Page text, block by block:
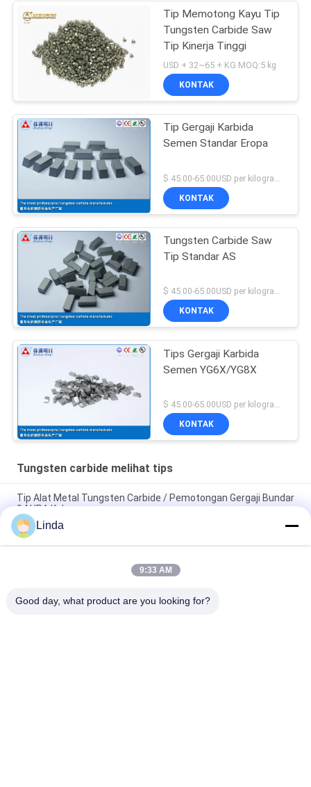
Tip Memotong Kayu Tip
Tungsten Carbide Saw
Tip Kinerja Tinggi
USD + 32~65 + KG MOQ:5 kg
KONTAK
Tip Gergaji Karbida
Semen Standar Eropa
KONTAK
Tungsten Carbide Saw
Tip Standar AS
$ 45.00-65.00USD per kilogram MOQ:10kg
KONTAK
Tips Gergaji Karbida
Semen YG6X/YG8X
$ 45.00-65.00USD per kilogram MOQ:10kg
KONTAK
Tungsten carbide melihat tips
Tip Alat Metal Tungsten Carbide / Pemotongan Gergaji Bundar
94 HRA Kekerasan
SS10 20x12x3 Tungsten Carbide Saw Tips untuk Bagian
Power Tool dan Sandstone Cutting
SS10 Tungsten Carbide Saw Tips dengan desain khusus atau
Linda
9:33 AM
Good day, what product are you looking for?